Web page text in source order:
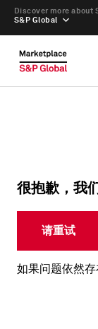
S&P Global
Discover more about
很抱歉，我
请重试
如果问题依然